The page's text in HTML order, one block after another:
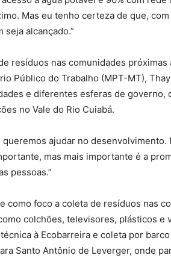
Mas eu tenho certeza de que,
alcançado.”
resíduos nas comunidades próximas
Público do Trabalho (MPT-MT),
e diferentes esferas de governo,
no Vale do Rio Cuiabá.
ajudar no desenvolvimento.
mas mais importante é a
pessoas.”
como foco a coleta de resíduos nas
colchões, televisores, plásticos e
à Ecobarreira e coleta por
Santo Antônio de Leverger, onde